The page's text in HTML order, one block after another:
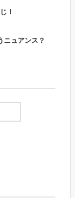
！
ニュアンス？